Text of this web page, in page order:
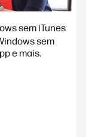
sem iTunes
sem
e mais.